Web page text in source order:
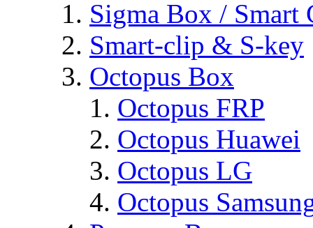
Sigma Box / Smart
Smart-clip & S-key
Octopus Box
Octopus FRP
Octopus Huawei
Octopus LG
Octopus